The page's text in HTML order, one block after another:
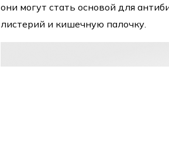
они могут стать основой для
листерий и кишечную палочку.